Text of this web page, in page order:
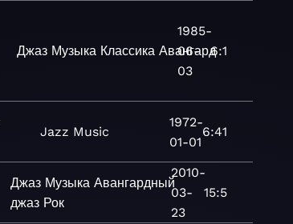
Джаз Музыка Классика Авангард
1985-
06-
03
6:1
Jazz Music
1972-
01-01
6:41
Джаз Музыка Авангардный
джаз Рок
2010-
03-
23
15:5